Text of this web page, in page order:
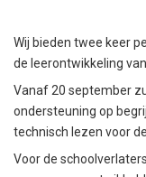
Home
Wij bieden twee keer
de leerontwikkeling
Vanaf 20 september
ondersteuning op
technisch lezen voor
Voor de